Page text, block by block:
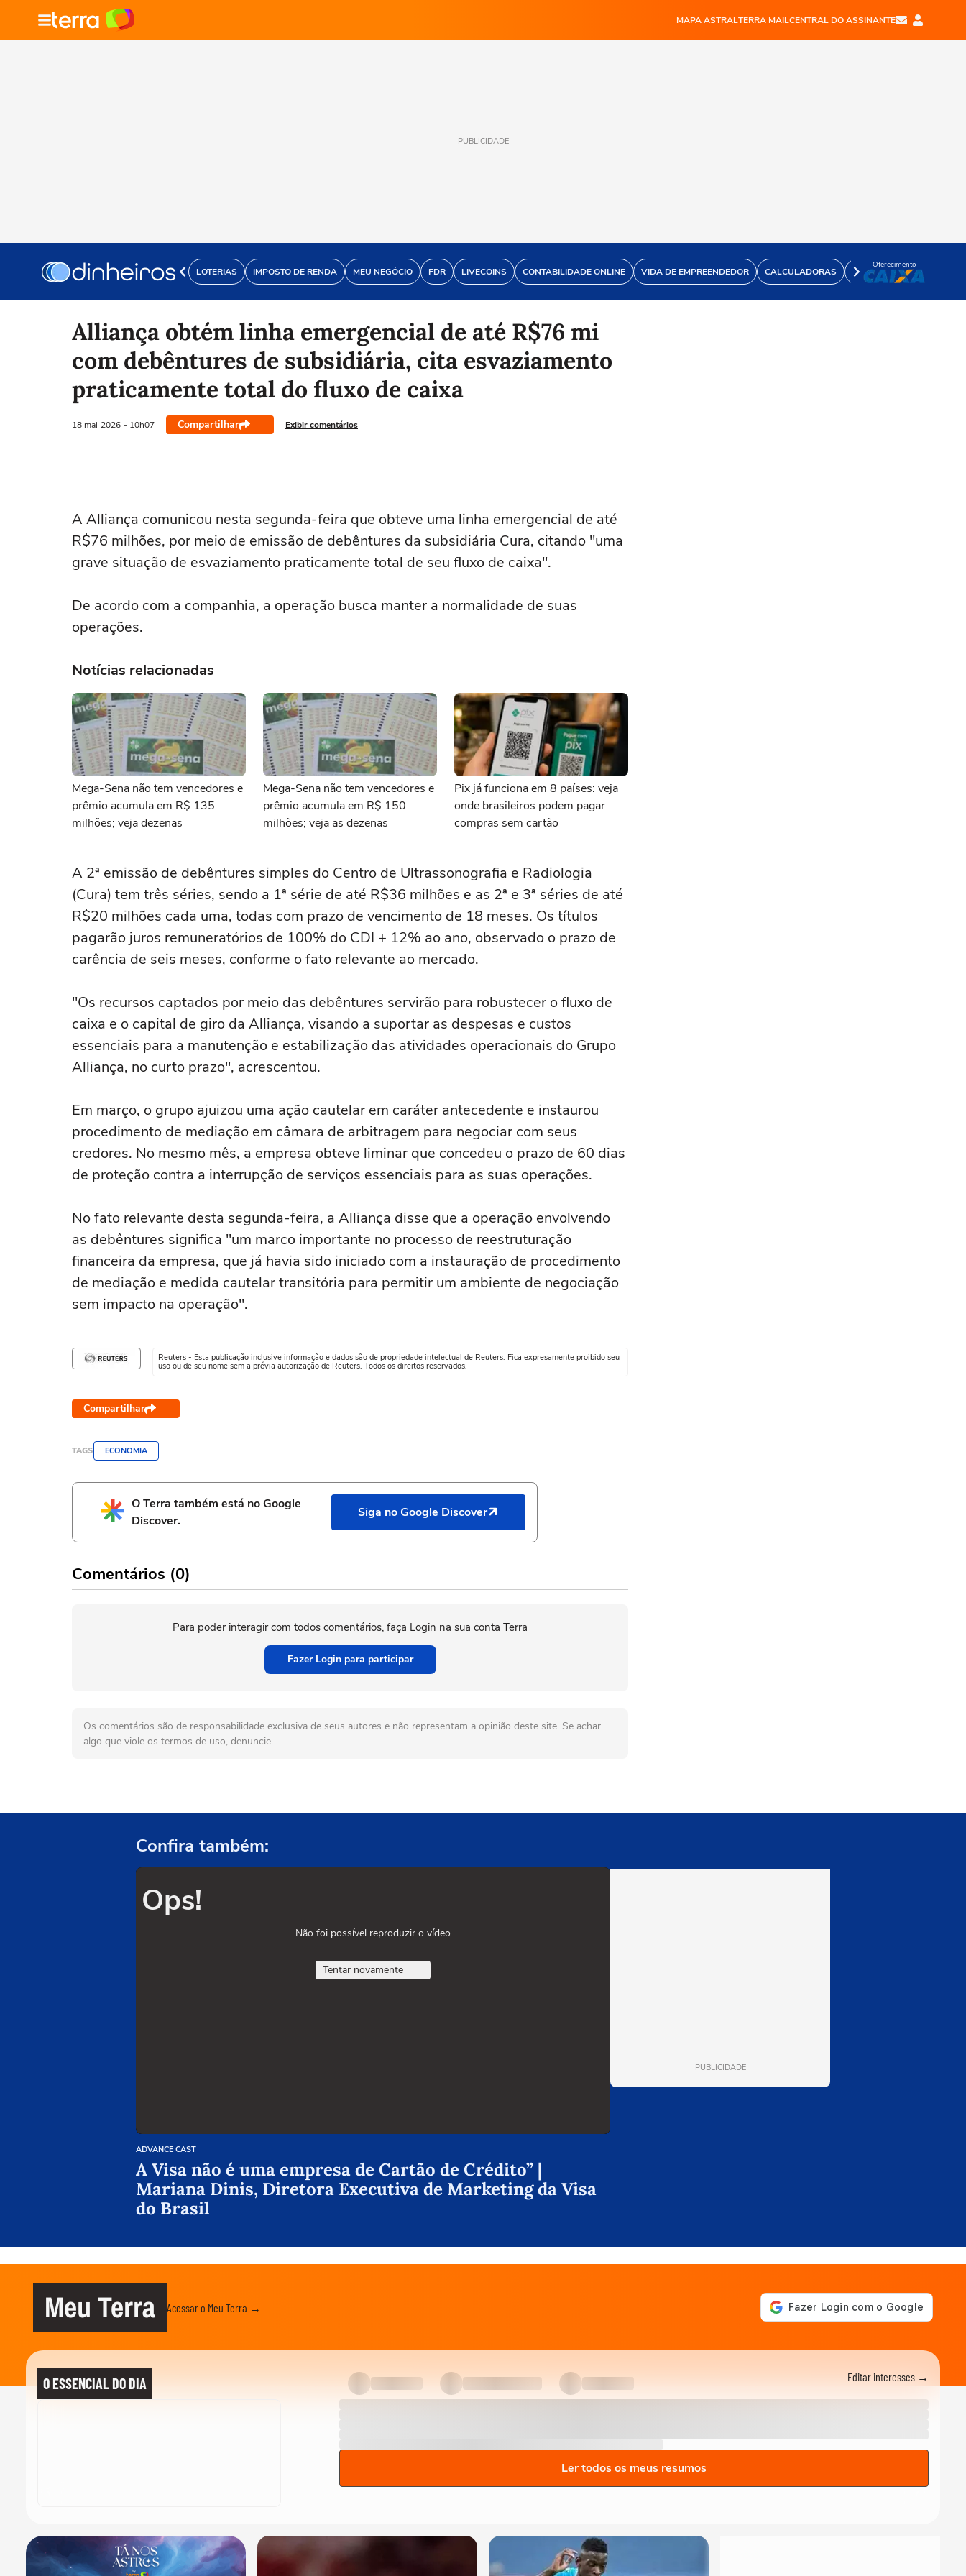
MAPA ASTRALTERRA MAILCENTRAL DO ASSINANTE
PUBLICIDADE
LOTERIAS IMPOSTO DE RENDA MEU NEGÓCIO FDR LIVECOINS CONTABILIDADE ONLINE VIDA DE EMPREENDEDOR CALCULADORAS VÍDEOS
Oferecimento
Alliança obtém linha emergencial de até R$76 mi
com debêntures de subsidiária, cita esvaziamento
praticamente total do fluxo de caixa
18 mai 2026 - 10h07 Compartilhar Exibir comentários
A Alliança ‌comunicou nesta segunda-feira que obteve uma linha emergencial de até
R$76 milhões, por meio de emissão de debêntures da subsidiária Cura, citando "uma
grave situação de esvaziamento praticamente total de seu fluxo de ⁠caixa".
De acordo com a companhia, a operação ‌busca manter a normalidade de suas
operações.
Notícias relacionadas
Mega-Sena não tem vencedores e
prêmio acumula em R$ 135
milhões; veja dezenas
Mega-Sena não tem vencedores e
prêmio acumula em R$ 150
milhões; veja as dezenas
Pix já funciona em 8 países: veja
onde brasileiros podem pagar
compras sem cartão
A 2ª emissão de debêntures simples do Centro de ‌Ultrassonografia e Radiologia
(Cura) tem três ‌séries, sendo a 1ª série de ⁠até R$36 milhões e as 2ª e 3ª séries de até
R$20 milhões cada uma, todas com prazo de vencimento de 18 meses. Os títulos
pagarão juros remuneratórios de 100% do CDI + ‌12% ao ano, observado o prazo de
carência ‌de seis meses, ⁠conforme ⁠o fato relevante ao mercado.
"Os recursos captados por meio das ⁠debêntures servirão para ‌robustecer o fluxo ‌de
caixa e o capital de giro da Alliança, visando a suportar as despesas e custos
essenciais para a manutenção e estabilização ⁠das atividades operacionais do Grupo
Alliança, no curto prazo", acrescentou.
Em março, o grupo ajuizou uma ação cautelar em caráter antecedente e instaurou
procedimento de mediação em ‌câmara de arbitragem para negociar com seus
credores. No mesmo mês, a empresa obteve liminar que ⁠concedeu o prazo de 60 dias
de proteção contra a interrupção de serviços essenciais para as suas operações.
No fato relevante desta segunda-feira, a Alliança disse que a operação envolvendo
as debêntures significa "um marco importante no processo de reestruturação
financeira da empresa, que já havia sido iniciado com a instauração de procedimento
de mediação e medida cautelar transitória para permitir um ambiente de negociação
sem impacto na operação".
Reuters - Esta publicação inclusive informação e dados são de propriedade intelectual de Reuters. Fica expresamente proibido seu
uso ou de seu nome sem a prévia autorização de Reuters. Todos os direitos reservados.
Compartilhar
TAGS ECONOMIA
O Terra também está no Google
Discover.
Siga no Google Discover
Comentários (0)
Para poder interagir com todos comentários, faça Login na sua conta Terra
Fazer Login para participar
Os comentários são de responsabilidade exclusiva de seus autores e não representam a opinião deste site. Se achar
algo que viole os termos de uso, denuncie.
Confira também:
Ops!
Não foi possível reproduzir o vídeo
Tentar novamente
ADVANCE CAST
A Visa não é uma empresa de Cartão de Crédito” |
Mariana Dinis, Diretora Executiva de Marketing da Visa
do Brasil
PUBLICIDADE
Meu Terra Acessar o Meu Terra →
O ESSENCIAL DO DIA Editar interesses →
Ler todos os meus resumos